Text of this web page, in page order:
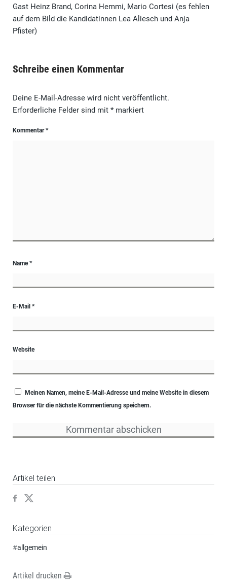
Gast Heinz Brand, Corina Hemmi, Mario Cortesi (es fehlen
auf dem Bild die Kandidatinnen Lea Aliesch und Anja
Pfister)
Schreibe einen Kommentar
Deine E-Mail-Adresse wird nicht veröffentlicht.
Erforderliche Felder sind mit *markiert
Kommentar*
Name*
E-Mail *
Website
Meinen Namen, meine E-Mail-Adresse und meine Website in diesem
Browser für die nächste Kommentierung speichern.
Artikel teilen
Kategorien
#allgemein
Artikel drucken